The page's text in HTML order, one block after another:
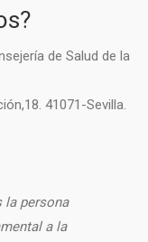
de Salud de la
41071-Sevilla.
la persona
a la